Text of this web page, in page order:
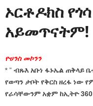
ኦርቶዶክስ
አይመጥናትም!
ዮሀንስ መኮንን
* ” ብጹእ አቡነ ፋኑኤል ጠቅላይ
የወጣን ታቦት የቅርስ ዘረፋ ነው
የራሳቸውንም አቋም ከኢትዮ 360